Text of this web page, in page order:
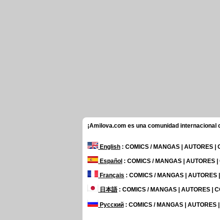
¡Amilova.com es una comunidad
English : COMICS / MANGAS | AUTORES |
Español : COMICS / MANGAS | AUTORES |
Français : COMICS / MANGAS | AUTORES
日本語: COMICS / MANGAS | AUTORES |
Русский : COMICS / MANGAS | AUTORES